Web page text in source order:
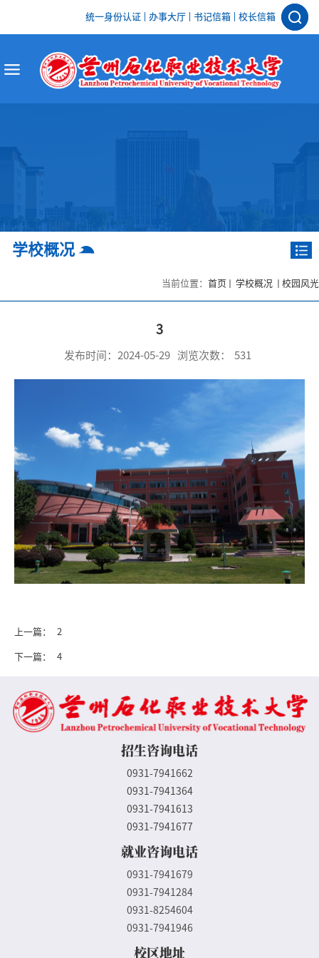
统一身份认证 办事大厅 书记信箱 校长信箱
学校概况
当前位置： 首页 学校概况 校园风光
3
发布时间：2024-05-29 浏览次数： 531
上一篇： 2
下一篇： 4
招生咨询电话
0931-7941662
0931-7941364
0931-7941613
0931-7941677
就业咨询电话
0931-7941679
0931-7941284
0931-8254604
0931-7941946
校区地址